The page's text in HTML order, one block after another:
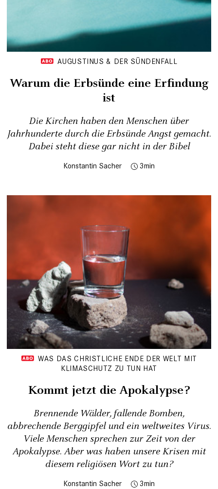
AUGUSTINUS & DER SÜNDENFALL
Warum die Erbsünde eine Erfindung
ist
Die Kirchen haben den Menschen über
Jahrhunderte durch die Erbsünde Angst gemacht.
Dabei steht diese gar nicht in der Bibel
Konstantin Sacher 3
WAS DAS CHRISTLICHE ENDE DER WELT MIT
KLIMASCHUTZ ZU TUN HAT
Kommt jetzt die Apokalypse?
Brennende Wälder, fallende Bomben,
abbrechende Berggipfel und ein weltweites Virus.
Viele Menschen sprechen zur Zeit von der
Apokalypse. Aber was haben unsere Krisen mit
diesem religiösen Wort zu tun?
Konstantin Sacher 3